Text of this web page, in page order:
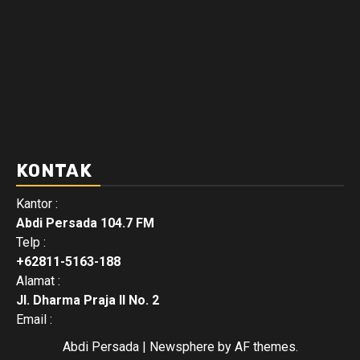
KONTAK
Kantor :
Abdi Persada 104.7 FM
Telp :
+62811-5163-188
Alamat :
Jl. Dharma Praja II No. 2
Email :
Abdi Persada | Newsphereby AF themes.